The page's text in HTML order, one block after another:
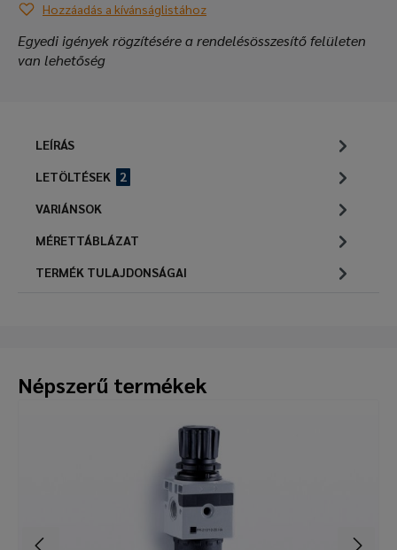
Hozzáadás a kívánságlistához
Egyedi igények rögzítésére a rendelésösszesítő felületen
van lehetőség
LEÍRÁS
LETÖLTÉSEK
2
VARIÁNSOK
MÉRETTÁBLÁZAT
TERMÉK TULAJDONSÁGAI
Népszerű termékek